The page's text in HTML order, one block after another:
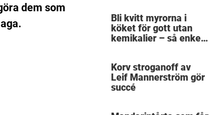
dem som
Bli kvitt myrorna i
köket för gott utan
kemikalier – så enkelt
Korv stroganoff av
Leif Mannerström gör
succé